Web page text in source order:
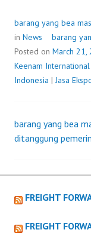
barang yang bea
in News
barang
Posted on March 21,
Keenam International
Indonesia |Jasa
Post
barang yang bea
ditanggung
FREIGHT
FREIGHT